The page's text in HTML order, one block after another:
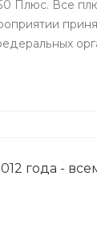
Плюс. Все
года -